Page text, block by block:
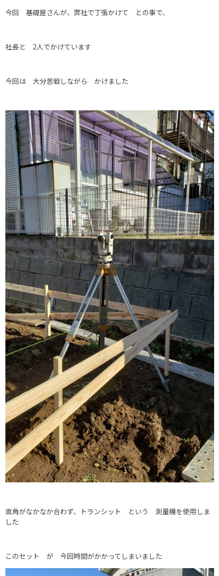
今回 基礎屋さんが、弊社で丁張かけて との事で、
社長と 2人でかけています
今回は 大分苦戦しながら かけました
直角がなかなか合わず、トランシット という 測量機を使用しま
した
このセット が 今回時間がかかってしまいました